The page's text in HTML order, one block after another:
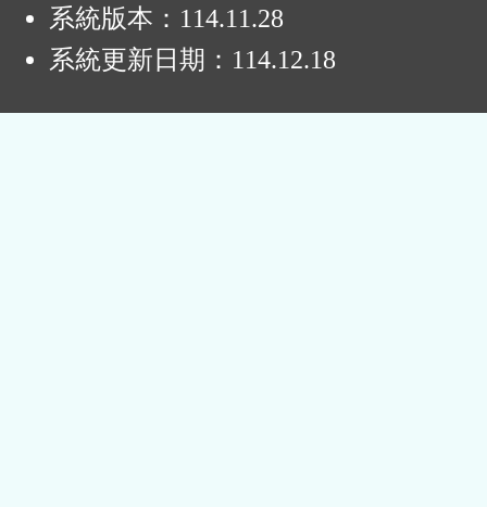
系統版本： 114.11.28
系統更新日期： 114.12.18